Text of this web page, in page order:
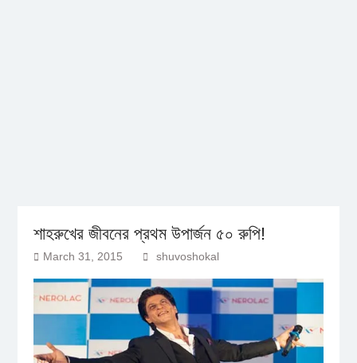
শাহরুখের জীবনের প্রথম উপার্জন ৫০ রুপি!
March 31, 2015 shuvoshokal